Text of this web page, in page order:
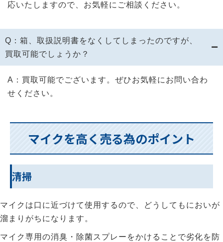
応いたしますので、お気軽にご相談ください。
Q：箱、取扱説明書をなくしてしまったのですが、
買取可能でしょうか？
A：買取可能でございます。ぜひお気軽にお問い合わ
せください。
マイクを高く売る為のポイント
清掃
マイクは口に近づけて使用するので、どうしてもにおいが
溜まりがちになります。
マイク専用の消臭・除菌スプレーをかけることで劣化を防